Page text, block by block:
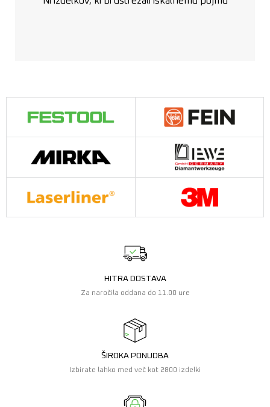
HITRA DOSTAVA
Za naročila oddana do 11.00 ure
ŠIROKA PONUDBA
Izbirate lahko med več kot 2800 izdelki